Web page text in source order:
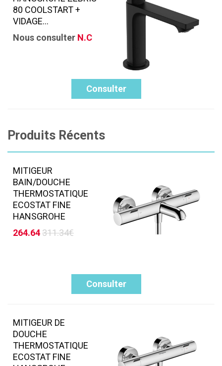
80 COOLSTART +
VIDAGE...
Nous consulter N.C
Consulter
Produits Récents
MITIGEUR
BAIN/DOUCHE
THERMOSTATIQUE
ECOSTAT FINE
HANSGROHE
264.64311.34€
Consulter
MITIGEUR DE
DOUCHE
THERMOSTATIQUE
ECOSTAT FINE